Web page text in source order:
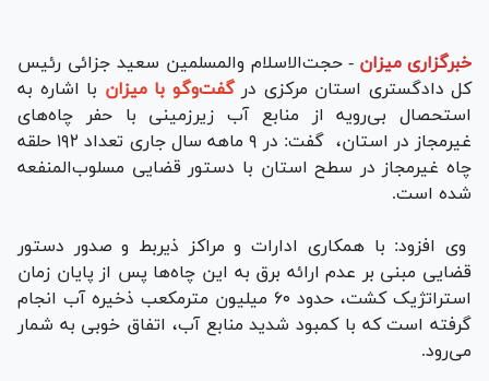
خبرگزاری میزان - حجت‌الاسلام والمسلمین سعید جزائی رئیس
کل دادگستری استان مرکزی درگفت‌و‌گو با میزان با اشاره به
استحصال بی‌رویه از منابع آب زیرزمینی با حفر چاه‌های
غیرمجاز در استان، گفت: در ۹ ماهه سال جاری تعداد ۱۹۲ حلقه
چاه غیرمجاز در سطح استان با دستور قضایی مسلوب‌المنفعه
شده است.
وی افزود: با همکاری ادارات و مراکز ذیربط و صدور دستور
قضایی مبنی بر عدم ارائه برق به این چاه‌ها پس از پایان زمان
استراتژیک کشت، حدود ۶۰ میلیون مترمکعب ذخیره آب انجام
گرفته است که با کمبود شدید منابع آب، اتفاق خوبی به شمار
می‌رود.